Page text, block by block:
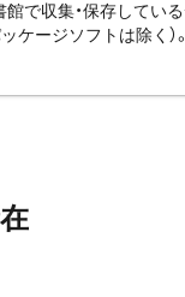
で収集・保存してい
ケージソフトは除く）。